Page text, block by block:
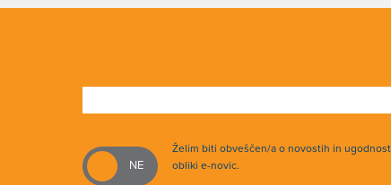
Želim biti obveščen/a o novostih in
obliki e-novic.